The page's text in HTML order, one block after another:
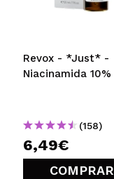
Revox - *Just* -
Niacinamida 10%
(158)
6,49€
COMPRAR